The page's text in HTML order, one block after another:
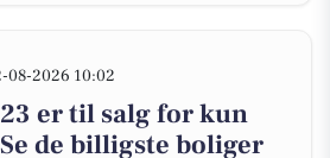
08-2026 10:02
er til salg for kun
de billigste boliger